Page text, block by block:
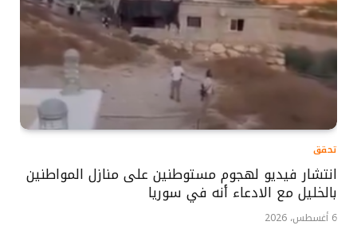
تحقق
انتشار فيديو لهجوم مستوطنين على منازل المواطنين
بالخليل مع الادعاء أنه في سوريا
6 أغسطس، 2026